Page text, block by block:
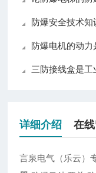
防爆安全技术知
防爆电机的动力
三防接线盒是
详细介绍 在
言泉电气（乐云）